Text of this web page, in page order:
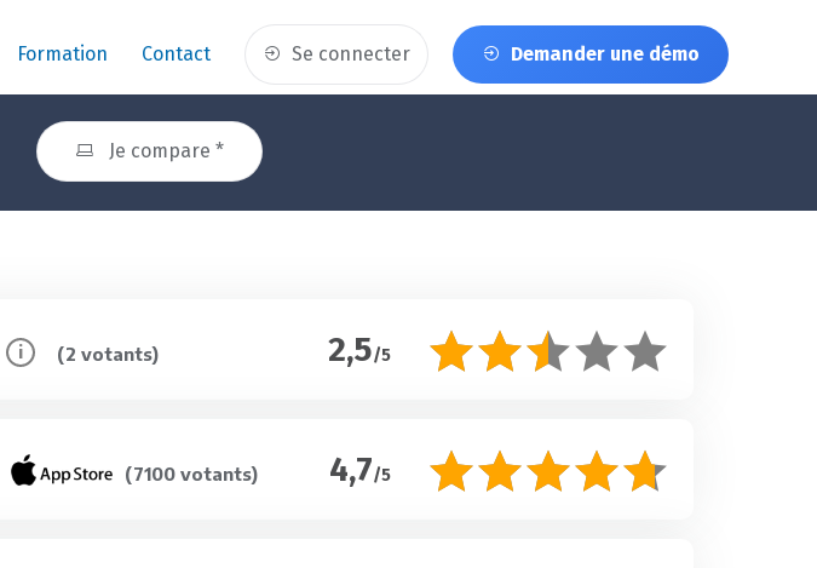
Formation Contact Se connecter Demander une démo
Je compare *
i (2 votants) 2,5/5
(7100 votants) 4,7/5